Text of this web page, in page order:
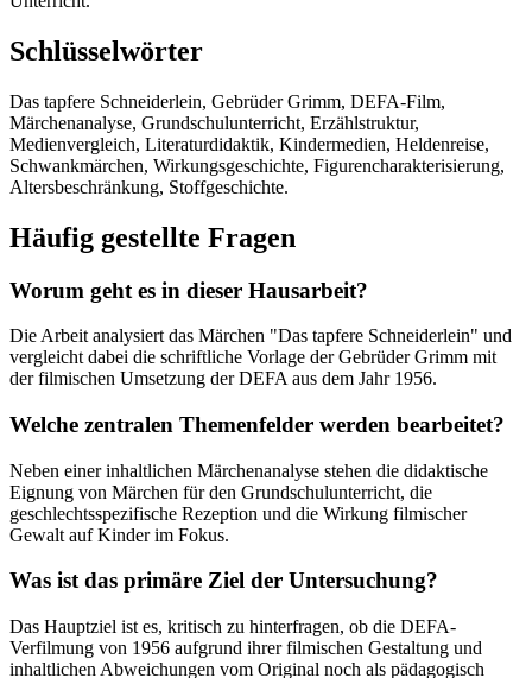
Schlüsselwörter
Das tapfere Schneiderlein, Gebrüder Grimm, DEFA-Film,
Märchenanalyse, Grundschulunterricht, Erzählstruktur,
Medienvergleich, Literaturdidaktik, Kindermedien, Heldenreise,
Schwankmärchen, Wirkungsgeschichte, Figurencharakterisierung,
Altersbeschränkung, Stoffgeschichte.
Häufig gestellte Fragen
Worum geht es in dieser Hausarbeit?
Die Arbeit analysiert das Märchen "Das tapfere Schneiderlein" und
vergleicht dabei die schriftliche Vorlage der Gebrüder Grimm mit
der filmischen Umsetzung der DEFA aus dem Jahr 1956.
Welche zentralen Themenfelder werden bearbeitet?
Neben einer inhaltlichen Märchenanalyse stehen die didaktische
Eignung von Märchen für den Grundschulunterricht, die
geschlechtsspezifische Rezeption und die Wirkung filmischer
Gewalt auf Kinder im Fokus.
Was ist das primäre Ziel der Untersuchung?
Das Hauptziel ist es, kritisch zu hinterfragen, ob die DEFA-
Verfilmung von 1956 aufgrund ihrer filmischen Gestaltung und
inhaltlichen Abweichungen vom Original noch als pädagogisch